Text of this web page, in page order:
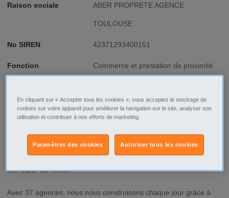
Raison sociale ABER PROPRETE AGENCE
TOULOUSE
No SIREN 42371293400151
Fonction Commerce et prestation de proximité
Type d'emploi Temps partiel
Description
son cœur de métier.
Avec 37 agences, nous nous construisons chaque jour grâce à
En cliquant sur « Accepter tous les cookies », vous acceptez le stockage de
cookies sur votre appareil pour améliorer la navigation sur le site, analyser son
utilisation et contribuer à nos efforts de marketing.
Autoriser tous les cookies
Paramètres des cookies